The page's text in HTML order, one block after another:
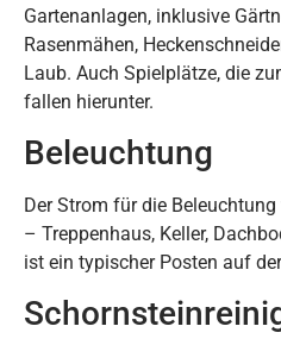
Gartenanlagen, inklusive
Rasenmähen,
Laub. Auch Spielplätze, die
fallen hierunter.
Beleuchtung
Der Strom für die
– Treppenhaus, Keller,
ist ein typischer Posten auf